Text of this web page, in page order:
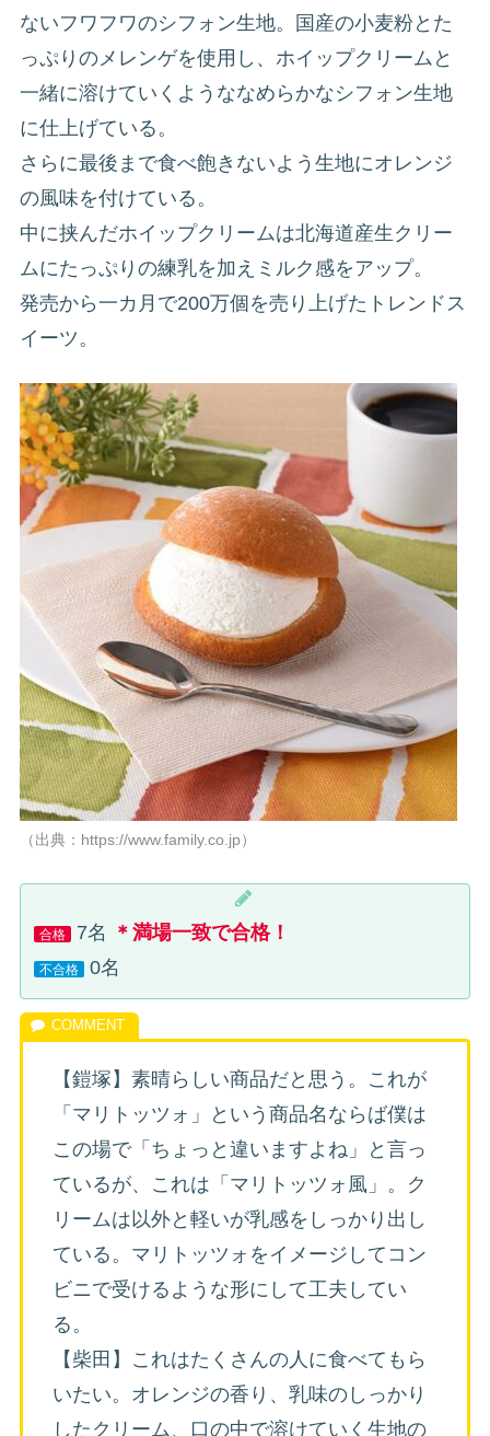
ないフワフワのシフォン生地。国産の小麦粉とた
っぷりのメレンゲを使用し、ホイップクリームと
一緒に溶けていくようななめらかなシフォン生地
に仕上げている。
さらに最後まで食べ飽きないよう生地にオレンジ
の風味を付けている。
中に挟んだホイップクリームは北海道産生クリー
ムにたっぷりの練乳を加えミルク感をアップ。
発売から一カ月で200万個を売り上げたトレンドス
イーツ。
（出典：https://www.family.co.jp）
合格 7名 ＊満場一致で合格！
不合格 0名
【鎧塚】素晴らしい商品だと思う。これが
「マリトッツォ」という商品名ならば僕は
この場で「ちょっと違いますよね」と言っ
ているが、これは「マリトッツォ風」。ク
リームは以外と軽いが乳感をしっかり出し
ている。マリトッツォをイメージしてコン
ビニで受けるような形にして工夫してい
る。
【柴田】これはたくさんの人に食べてもら
いたい。オレンジの香り、乳味のしっかり
したクリーム、口の中で溶けていく生地の